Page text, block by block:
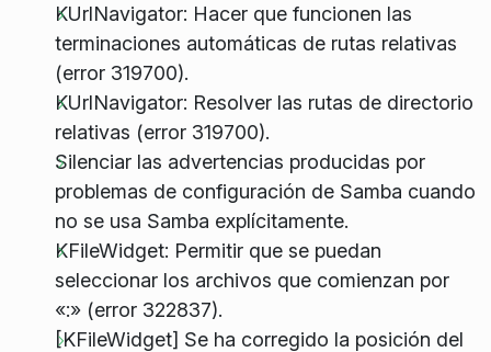
KUrlNavigator: Hacer que funcionen las
terminaciones automáticas de rutas relativas
(error 319700).
KUrlNavigator: Resolver las rutas de directorio
relativas (error 319700).
Silenciar las advertencias producidas por
problemas de configuración de Samba cuando
no se usa Samba explícitamente.
KFileWidget: Permitir que se puedan
seleccionar los archivos que comienzan por
«:» (error 322837).
[KFileWidget] Se ha corregido la posición del